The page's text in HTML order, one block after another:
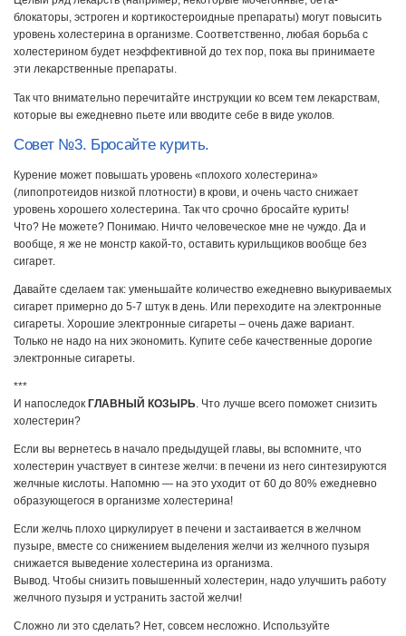
блокаторы, эстроген и кортикостероидные препараты) могут повысить
уровень холестерина в организме. Соответственно, любая борьба с
холестерином будет неэффективной до тех пор, пока вы принимаете
эти лекарственные препараты.
Так что внимательно перечитайте инструкции ко всем тем лекарствам,
которые вы ежедневно пьете или вводите себе в виде уколов.
Совет №3. Бросайте курить.
Курение может повышать уровень «плохого холестерина»
(липопротеидов низкой плотности) в крови, и очень часто снижает
уровень хорошего холестерина. Так что срочно бросайте курить!
Что? Не можете? Понимаю. Ничто человеческое мне не чуждо. Да и
вообще, я же не монстр какой-то, оставить курильщиков вообще без
сигарет.
Давайте сделаем так: уменьшайте количество ежедневно выкуриваемых
сигарет примерно до 5-7 штук в день. Или переходите на электронные
сигареты. Хорошие электронные сигареты – очень даже вариант.
Только не надо на них экономить. Купите себе качественные дорогие
электронные сигареты.
***
И напоследок ГЛАВНЫЙ КОЗЫРЬ. Что лучше всего поможет снизить
холестерин?
Если вы вернетесь в начало предыдущей главы, вы вспомните, что
холестерин участвует в синтезе желчи: в печени из него синтезируются
желчные кислоты. Напомню — на это уходит от 60 до 80% ежедневно
образующегося в организме холестерина!
Если желчь плохо циркулирует в печени и застаивается в желчном
пузыре, вместе со снижением выделения желчи из желчного пузыря
снижается выведение холестерина из организма.
Вывод. Чтобы снизить повышенный холестерин, надо улучшить работу
желчного пузыря и устранить застой желчи!
Сложно ли это сделать? Нет, совсем несложно. Используйте